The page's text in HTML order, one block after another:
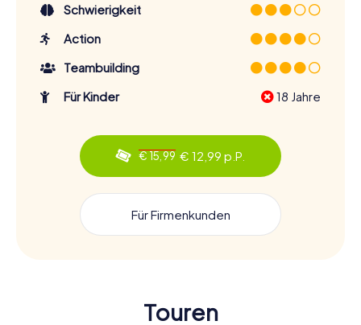
Schwierigkeit
Action
Teambuilding
Für Kinder
18 Jahre
€ 15,99 € 12,99 p.P.
Für Firmenkunden
Touren